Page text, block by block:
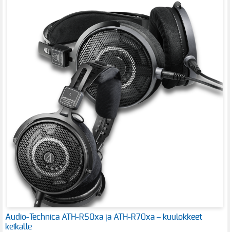
Audio-Technica ATH-R50xa ja ATH-R70xa – kuulokkeet
keikalle